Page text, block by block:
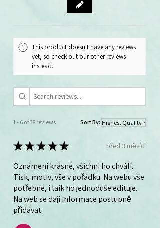
This product doesn't have any reviews
yet, so check out our other reviews
instead.
1 - 6 of 38 reviews Sort By:
★★★★★ před 3 měsíci
Oznámení krásné, všichni ho chválí.
Tisk, motiv, vše v pořádku. Na webu vše
potřebné, i laik ho jednoduše edituje.
Na web se dají informace postupně
přidávat.